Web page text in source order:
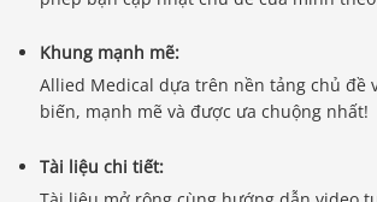
Khung mạnh mẽ:
Allied Medical dựa trên nền tảng chủ đề
biến, mạnh mẽ và được ưa chuộng nhất!
Tài liệu chi tiết: